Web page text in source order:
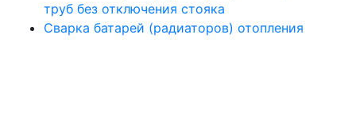
труб без отключения стояка
Сварка батарей (радиаторов) отопления